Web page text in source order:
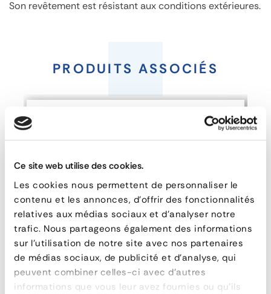
Ce site web utilise des cookies.
Les cookies nous permettent de personnaliser le
contenu et les annonces, d'offrir des fonctionnalités
relatives aux médias sociaux et d'analyser notre
trafic. Nous partageons également des informations
sur l'utilisation de notre site avec nos partenaires
de médias sociaux, de publicité et d'analyse, qui
peuvent combiner celles-ci avec d'autres
informations que vous leur avez fournies ou qu'ils
Son revêtement est résistant aux conditions extérieures.
Cale
de
caoutchouc
CARACTÉRISTIQUES
référence48840 12
matière
Acier
PRODUITS ASSOCIÉS